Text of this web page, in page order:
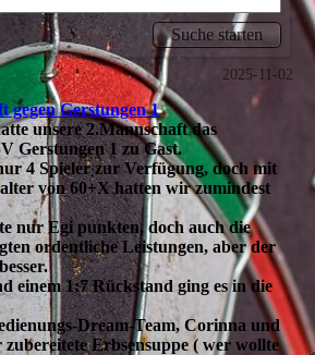
2025-11-02
gegen Gerstungen 1
unsere 2.Mannschaft das
Gerstungen 1 zu Gast.
4 Spieler zur Verfügung, doch mit
von 60+X hatten wir zumindest
nur Egi punkten, doch auch die
ordentliche Leistungen, aber der
einem 1:7 Rückstand ging es in die
Dream-Team, Corinna und
Erbsensuppe ( wer wollte